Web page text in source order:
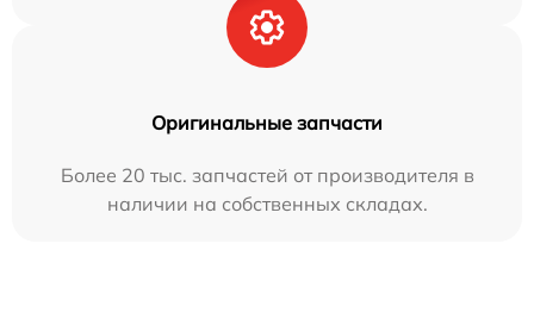
Оригинальные запчасти
Более 20 тыс. запчастей от производителя в
наличии на собственных складах.